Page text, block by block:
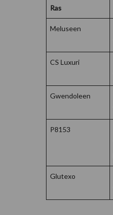
Ras
Meluseen
CS Luxuri
Gwendoleen
P8153
Glutexo